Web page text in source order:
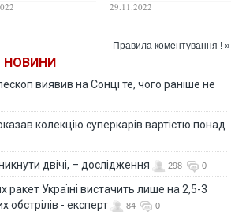
масштабну повітряну
29.11.2022
Правила коментування ! »
НОВИНИ
виявив на Сонці те, чого раніше не
колекцію суперкарів вартістю понад
двічі, – дослідження 298 0
ракет Україні вистачить лише на 2,5-3
обстрілів - експерт
84 0